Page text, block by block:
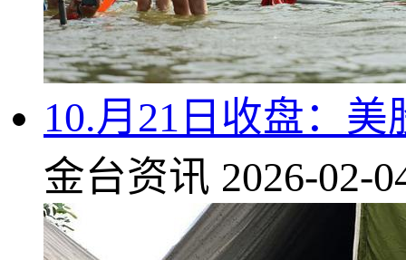
10.月21日收盘：
金台资讯 2026-02-